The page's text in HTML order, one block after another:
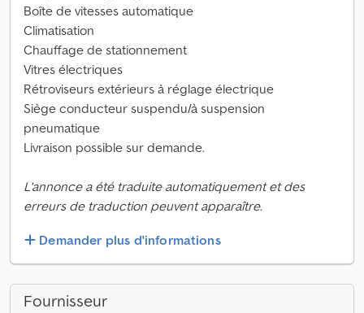
Boîte de vitesses automatique
Climatisation
Chauffage de stationnement
Vitres électriques
Rétroviseurs extérieurs à réglage électrique
Siège conducteur suspendu/à suspension
pneumatique
Livraison possible sur demande.
L'annonce a été traduite automatiquement et des
erreurs de traduction peuvent apparaître.
Demander plus d'informations
Fournisseur